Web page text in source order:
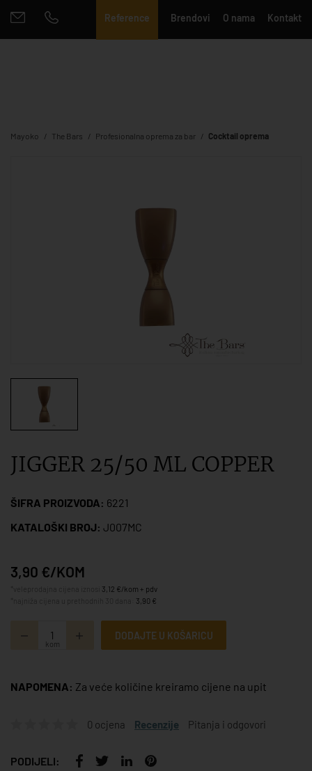
Reference Brendovi O nama Kontakt
Mayoko The Bars Profesionalna oprema za bar Cocktail oprema
JIGGER 25/50 ML COPPER
ŠIFRA PROIZVODA: 6221
KATALOŠKI BROJ: J007MC
3,90 €/KOM
3,12 €/kom + pdv
3,90 €
kom
DODAJTE U KOŠARICU
NAPOMENA: Za veće količine kreiramo cijene na upit
0 ocjena Recenzije Pitanja i odgovori
PODIJELI: